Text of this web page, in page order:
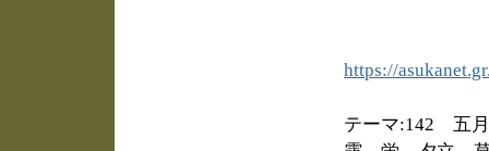
https://
テーマ:142 五月